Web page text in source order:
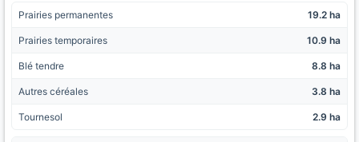
Prairies permanentes 19.2 ha
Prairies temporaires 10.9 ha
Blé tendre 8.8 ha
Autres céréales 3.8 ha
Tournesol 2.9 ha